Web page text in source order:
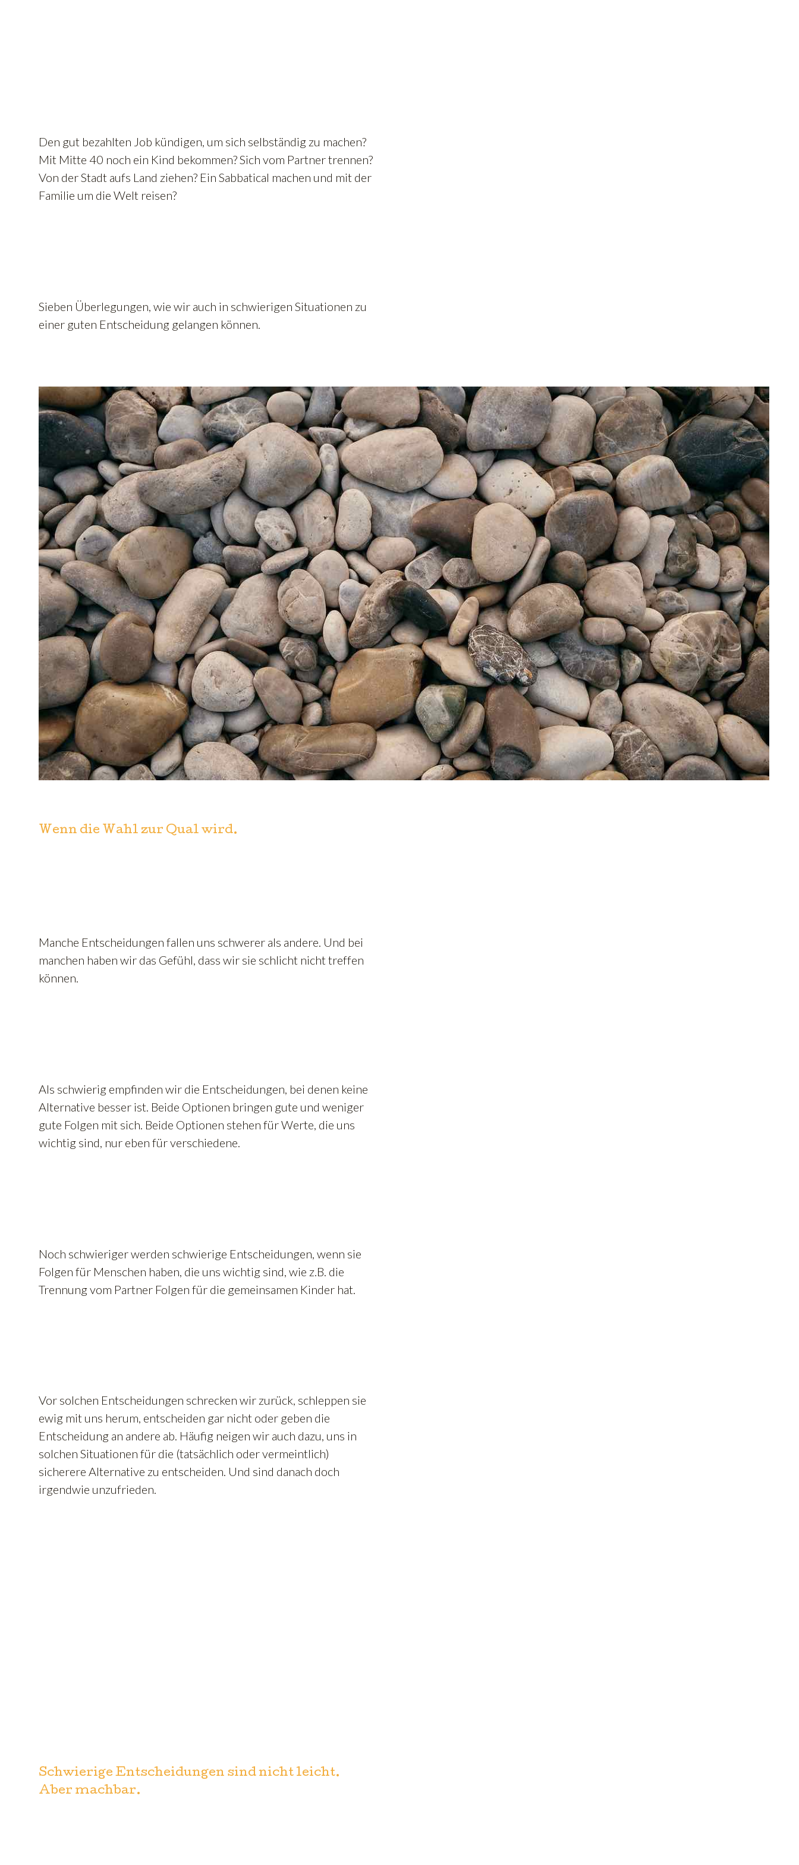
Den gut bezahlten Job kündigen, um sich selbständig zu machen?
Mit Mitte 40 noch ein Kind bekommen? Sich vom Partner trennen?
Von der Stadt aufs Land ziehen? Ein Sabbatical machen und mit der
Familie um die Welt reisen?
Sieben Überlegungen, wie wir auch in schwierigen Situationen zu
einer guten Entscheidung gelangen können.
Wenn die Wahl zur Qual wird.
Manche Entscheidungen fallen uns schwerer als andere. Und bei
manchen haben wir das Gefühl, dass wir sie schlicht nicht treffen
können.
Als schwierig empfinden wir die Entscheidungen, bei denen keine
Alternative besser ist. Beide Optionen bringen gute und weniger
gute Folgen mit sich. Beide Optionen stehen für Werte, die uns
wichtig sind, nur eben für verschiedene.
Noch schwieriger werden schwierige Entscheidungen, wenn sie
Folgen für Menschen haben, die uns wichtig sind, wie z.B. die
Trennung vom Partner Folgen für die gemeinsamen Kinder hat.
Vor solchen Entscheidungen schrecken wir zurück, schleppen sie
ewig mit uns herum, entscheiden gar nicht oder geben die
Entscheidung an andere ab. Häufig neigen wir auch dazu, uns in
solchen Situationen für die (tatsächlich oder vermeintlich)
sicherere Alternative zu entscheiden. Und sind danach doch
irgendwie unzufrieden.
Schwierige Entscheidungen sind nicht leicht.
Aber machbar.